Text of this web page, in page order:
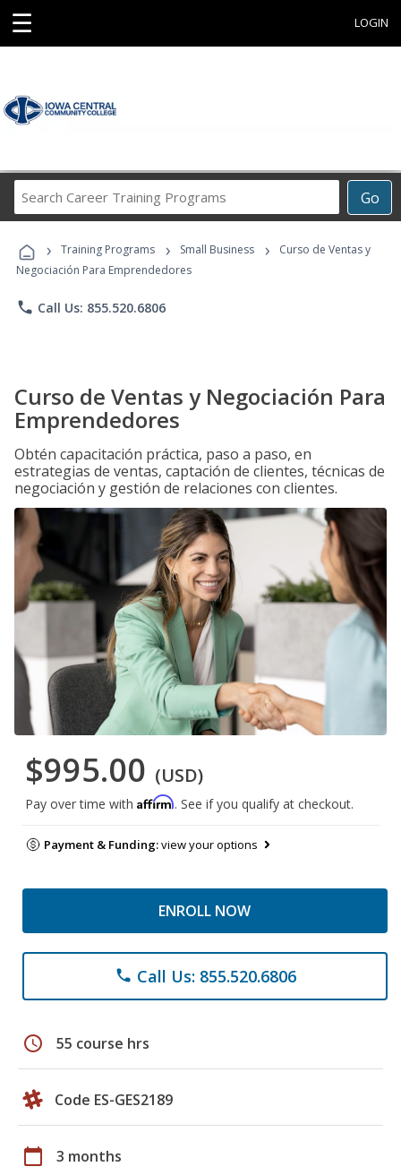
☰ LOGIN
Go
Career
Programs
› Training Programs › Small Business ›
Curso de Ventas y
Negociación Para Emprendedores
phone Call Us: 855.520.6806
Curso de Ventas y Negociación Para
Emprendedores
Obtén capacitación práctica, paso a paso, en
estrategias de ventas, captación de clientes, técnicas de
negociación y gestión de relaciones con clientes.
$995.00 (USD)
Pay over time with Affirm. See if you qualify at checkout.
Payment & Funding:view your options
ENROLL NOW
phone Call Us: 855.520.6806
schedule 55 course hrs
Code ES-GES2189
calendar_today 3 months